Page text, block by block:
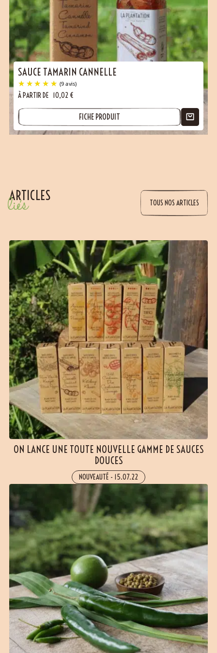
(6 avis)
SAUCE TAMARIN CANNELLE
À PARTIR DE 10,02 €
FICHE PRODUIT
ARTICLES
liés TOUS NOS ARTICLES
ON LANCE UNE TOUTE NOUVELLE GAMME DE SAUCES
DOUCES
NOUVEAUTÉ - 15.07.22